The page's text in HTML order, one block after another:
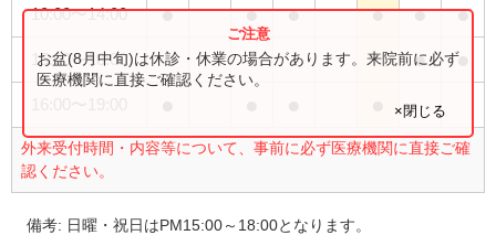
10:00〜14:00 ● ● ● ● ● ●
15:00〜18:00 ● ●
外来受付時間・内容等について、事前に必ず医療機関に直接ご確
認ください。
お盆(8月中旬)は休診・休業の場合があります。来院前に必ず
医療機関に直接ご確認ください。
×閉じる
備考: 日曜・祝日はPM15:00～18:00となります。